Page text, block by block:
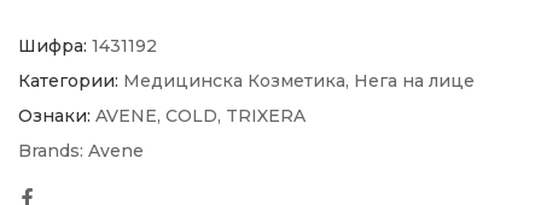
Шифра: 1431192
Категории: Медицинска Козметика, Нега на лице
Ознаки: AVENE, COLD, TRIXERA
Brands: Avene